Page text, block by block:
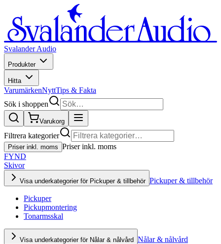
Svalander Audio
Produkter
Hitta
VarumärkenNyttTips & Fakta
Sök i shoppen
Varukorg
Filtrera kategorier
Priser inkl. moms Priser inkl. moms
FYND
Skivor
Visa underkategorier för Pickuper & tillbehör Pickuper & tillbehör
Pickuper
Pickupmontering
Tonarmsskal
Visa underkategorier för Nålar & nålvård Nålar & nålvård